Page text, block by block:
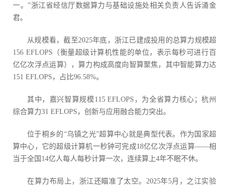
一。”浙江省经信厅数据算力与基础设施处相关负责人告诉涌金
君。
从规模看，截至2025年底，浙江已建成投用的总算力规模超
156 EFLOPS（衡量超级计算机性能的单位，表示每秒可进行‌百
亿亿次‌浮点运算），算力构成高度向智算聚焦，其中智能算力达
151 EFLOPS，占比96.58%。
其中，嘉兴智算规模115 EFLOPS，为全省算力核心；杭州
综合算力31 EFLOPS，创新与应用融合能力突出。
位于桐乡的“乌镇之光”超算中心就是典型代表。作为国家超
算中心，它的超级计算机一秒钟可完成18亿亿次浮点运算——相
当于全国14亿人每人每秒计算一次，连续算上4年不眠不休。
在算力布局上，浙江还瞄准了太空。2025年5月，之江实验